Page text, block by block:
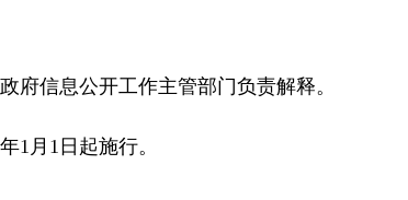
府信息公开工作主管部门负责解释。
1月1日起施行。